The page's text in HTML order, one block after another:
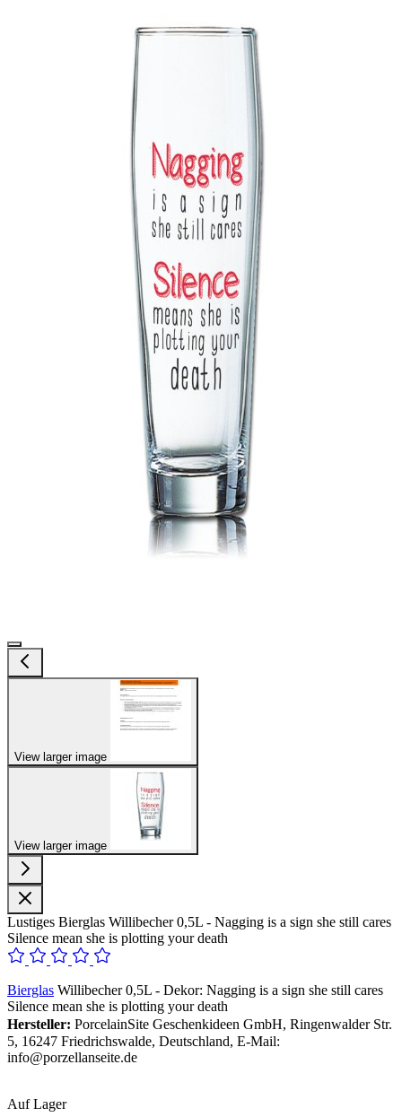
View larger image
View larger image
Lustiges Bierglas Willibecher 0,5L - Nagging is a sign she still cares
Silence mean she is plotting your death
Bierglas Willibecher 0,5L - Dekor: Nagging is a sign she still cares
Silence mean she is plotting your death
Hersteller: PorcelainSite Geschenkideen GmbH, Ringenwalder Str.
5, 16247 Friedrichswalde, Deutschland, E-Mail:
info@porzellanseite.de
Auf Lager